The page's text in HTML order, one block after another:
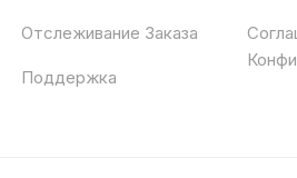
Отслеживание Заказа
Поддержка